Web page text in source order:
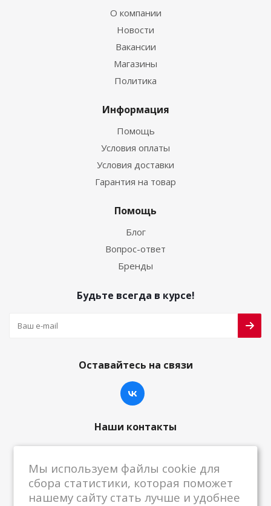
О компании
Новости
Вакансии
Магазины
Политика
Информация
Помощь
Условия оплаты
Условия доставки
Гарантия на товар
Помощь
Блог
Вопрос-ответ
Бренды
Будьте всегда в курсе!
Оставайтесь на связи
Наши контакты
centrkkm@centrkkm.ru
Мы используем файлы cookie для
сбора статистики, которая поможет
нашему сайту стать лучше и удобнее